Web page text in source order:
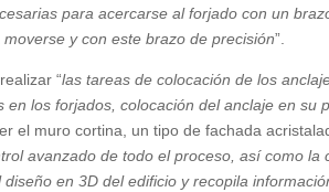
para acercarse al forjado con un
y con este brazo de precisión”.
“las tareas de colocación de los
en los forjados, colocación del anclaje en su
el muro cortina, un tipo de fachada
avanzado de todo el proceso, así como
en 3D del edificio y recopila